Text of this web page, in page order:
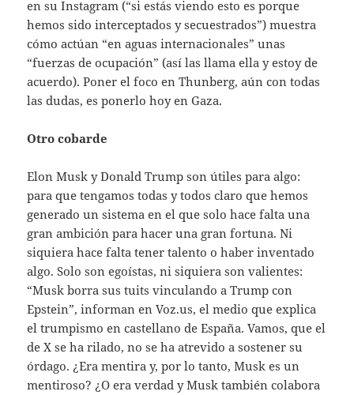
en su Instagram (“si estás viendo esto es porque
hemos sido interceptados y secuestrados”) muestra
cómo actúan “en aguas internacionales” unas
“fuerzas de ocupación” (así las llama ella y estoy de
acuerdo). Poner el foco en Thunberg, aún con todas
las dudas, es ponerlo hoy en Gaza.
Otro cobarde
Elon Musk y Donald Trump son útiles para algo:
para que tengamos todas y todos claro que hemos
generado un sistema en el que solo hace falta una
gran ambición para hacer una gran fortuna. Ni
siquiera hace falta tener talento o haber inventado
algo. Solo son egoístas, ni siquiera son valientes:
“Musk borra sus tuits vinculando a Trump con
Epstein”, informan en Voz.us, el medio que explica
el trumpismo en castellano de España. Vamos, que el
de X se ha rilado, no se ha atrevido a sostener su
órdago. ¿Era mentira y, por lo tanto, Musk es un
mentiroso? ¿O era verdad y Musk también colabora